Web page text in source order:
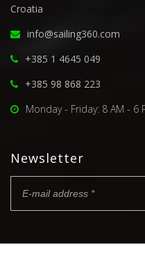
Croatia
info@sailing360.com
+385 1 4645 049
+385 98 868 223
Monday - Friday: 8 AM - 6
Newsletter